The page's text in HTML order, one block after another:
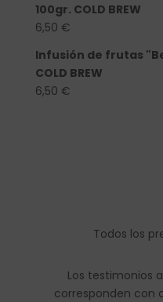
100gr. COLD BREW
6,50 €
Infusión de frutas
COLD BREW
6,50 €
Todos los
Los testimonios
corresponden con